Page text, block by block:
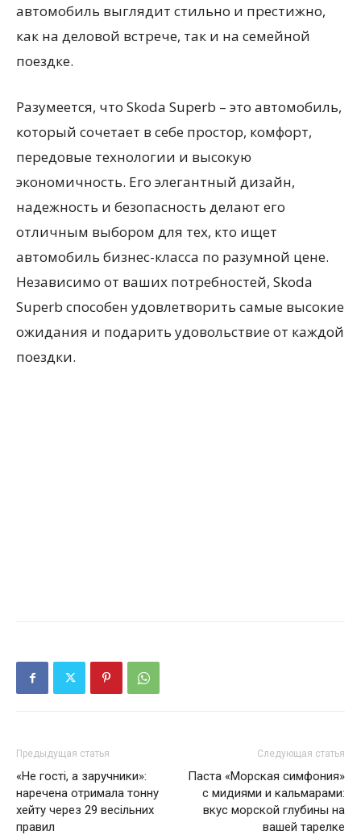
автомобиль выглядит стильно и престижно,
как на деловой встрече, так и на семейной
поездке.
Разумеется, что Skoda Superb – это автомобиль,
который сочетает в себе простор, комфорт,
передовые технологии и высокую
экономичность. Его элегантный дизайн,
надежность и безопасность делают его
отличным выбором для тех, кто ищет
автомобиль бизнес-класса по разумной цене.
Независимо от ваших потребностей, Skoda
Superb способен удовлетворить самые высокие
ожидания и подарить удовольствие от каждой
поездки.
Предыдущая статья
«Не гості, а заручники»:
наречена отримала тонну
хейту через 29 весільних
правил
Следующая статья
Паста «Морская симфония»
с мидиями и кальмарами:
вкус морской глубины на
вашей тарелке